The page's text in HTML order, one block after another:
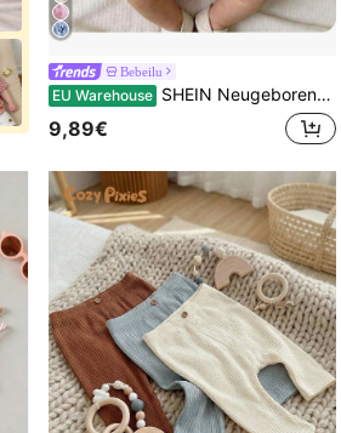
Bebeilu
EU Warehouse SHEIN Neugeborenes Baby Mädchen Sommer Urlaub Lässig Süß Rosa Gestreift Schleife Träger Romper
9,89€